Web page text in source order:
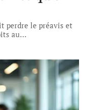
perdre le préavis et
au…